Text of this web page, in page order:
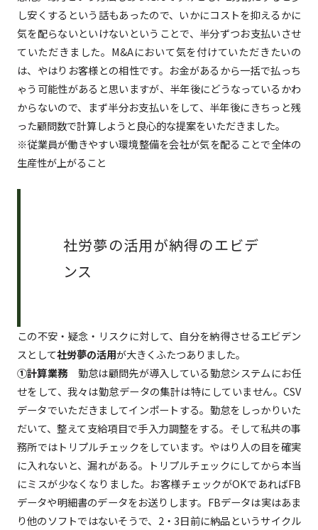
し安くするという話もあったので、いかにコストを抑えるかに
気を配らないといけないということで、半分ずつお支払いさせ
ていただきました。M&Aにおいて気を付けていただきたいの
は、やはりお客様との相性です。お金があるから一括で払っち
ゃう可能性があると思いますが、半年後にどうなっているかわ
からないので、まず半分お支払いをして、半年後にきちっと残
った顧問数で計算しようと良心的な提案をいただきました。
※従業員が働きやすい環境整備を会社が気を配ることで全体の
生産性が上がること
社労夢の活用が納得のエビデ
ンス
この不安・疑念・リスクに対して、自分を納得させるエビデン
スとして社労夢の活用が大きくふたつありました。
①計算業務勤怠は顧問先が導入している勤怠システムにお任
せをして、我々は勤怠データの集計は特にしていません。CSV
データでいただきましてインポートする。勤怠をしっかりいた
だいて、整えて支給項目で手入力調整をする。そして私共の事
務所ではトリプルチェックをしています。やはり人の目を確実
に入れないと、漏れがある。トリプルチェックにしてから本当
にミスが少なくなりました。お客様チェックがOKであればFB
データや明細書のデータをお送りします。FBデータは実はあま
り他のソフトではないそうで、2・3日前に納品というサイクル